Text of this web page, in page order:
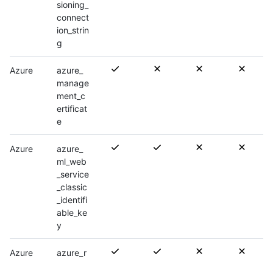
sioning_
connect
ion_strin
g
Azure
azure_
manage
ment_c
ertificat
e
Azure
azure_
ml_web
_service
_classic
_identifi
able_ke
y
Azure
azure_r